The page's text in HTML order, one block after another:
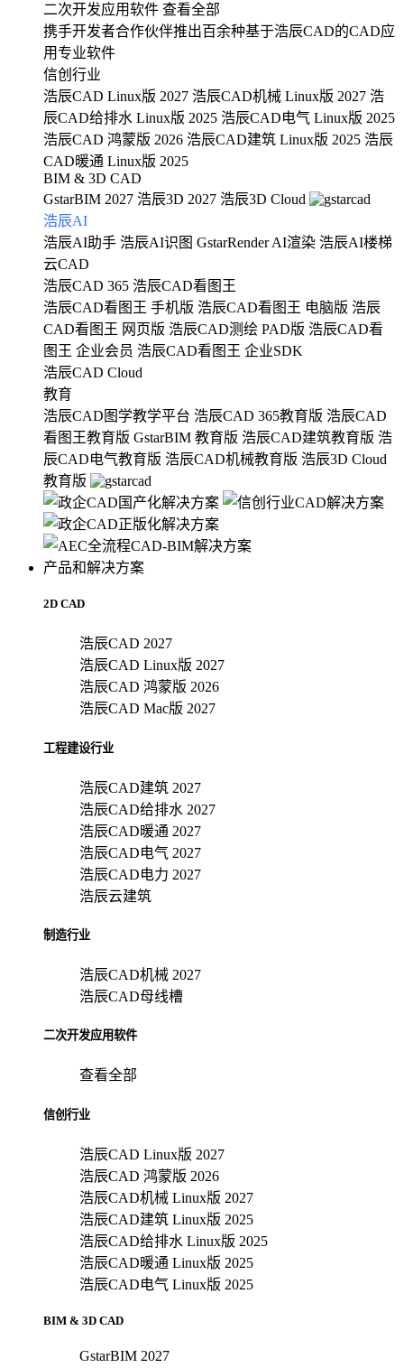
二次开发应用软件 查看全部
携手开发者合作伙伴推出百余种基于浩辰CAD的CAD应
用专业软件
信创行业
浩辰CAD Linux版 2027 浩辰CAD机械 Linux版 2027 浩
辰CAD给排水 Linux版 2025 浩辰CAD电气 Linux版 2025
浩辰CAD 鸿蒙版 2026 浩辰CAD建筑 Linux版 2025 浩辰
CAD暖通 Linux版 2025
BIM & 3D CAD
GstarBIM 2027 浩辰3D 2027 浩辰3D Cloud
浩辰AI
浩辰AI助手 浩辰AI识图 GstarRender AI渲染 浩辰AI楼梯
云CAD
浩辰CAD 365 浩辰CAD看图王
浩辰CAD看图王 手机版 浩辰CAD看图王 电脑版 浩辰
CAD看图王 网页版 浩辰CAD测绘 PAD版 浩辰CAD看
图王 企业会员 浩辰CAD看图王 企业SDK
浩辰CAD Cloud
教育
浩辰CAD图学教学平台 浩辰CAD 365教育版 浩辰CAD
看图王教育版 GstarBIM 教育版 浩辰CAD建筑教育版 浩
辰CAD电气教育版 浩辰CAD机械教育版 浩辰3D Cloud
教育版
产品和解决方案
2D CAD
浩辰CAD 2027
浩辰CAD Linux版 2027
浩辰CAD 鸿蒙版 2026
浩辰CAD Mac版 2027
工程建设行业
浩辰CAD建筑 2027
浩辰CAD给排水 2027
浩辰CAD暖通 2027
浩辰CAD电气 2027
浩辰CAD电力 2027
浩辰云建筑
制造行业
浩辰CAD机械 2027
浩辰CAD母线槽
二次开发应用软件
查看全部
信创行业
浩辰CAD Linux版 2027
浩辰CAD 鸿蒙版 2026
浩辰CAD机械 Linux版 2027
浩辰CAD建筑 Linux版 2025
浩辰CAD给排水 Linux版 2025
浩辰CAD暖通 Linux版 2025
浩辰CAD电气 Linux版 2025
BIM & 3D CAD
GstarBIM 2027